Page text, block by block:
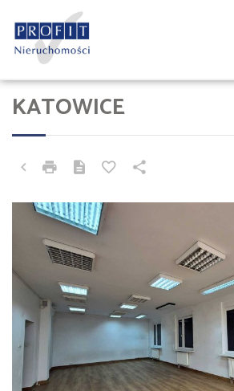
KATOWICE